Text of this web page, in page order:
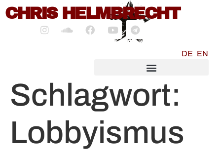
springen
CHRIS HELMBRECHT
DE EN
Schlagwort:
Lobbyismus